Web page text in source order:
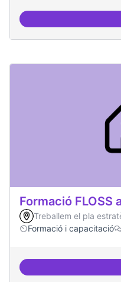
Formació FLOSS
Treballem el pla
Formació i capacitació